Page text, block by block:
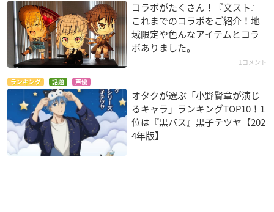
コラボがたくさん！『文スト』
これまでのコラボをご紹介！地
域限定や色んなアイテムとコラ
ボありました。
1コメント
ランキング 話題 声優
オタクが選ぶ「小野賢章が演じ
るキャラ」ランキングTOP10！1
位は『黒バス』黒子テツヤ【202
4年版】